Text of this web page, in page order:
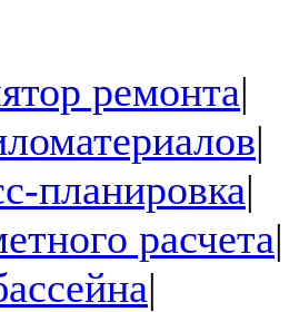
ремонта|
|
планировка|
расчета|
|